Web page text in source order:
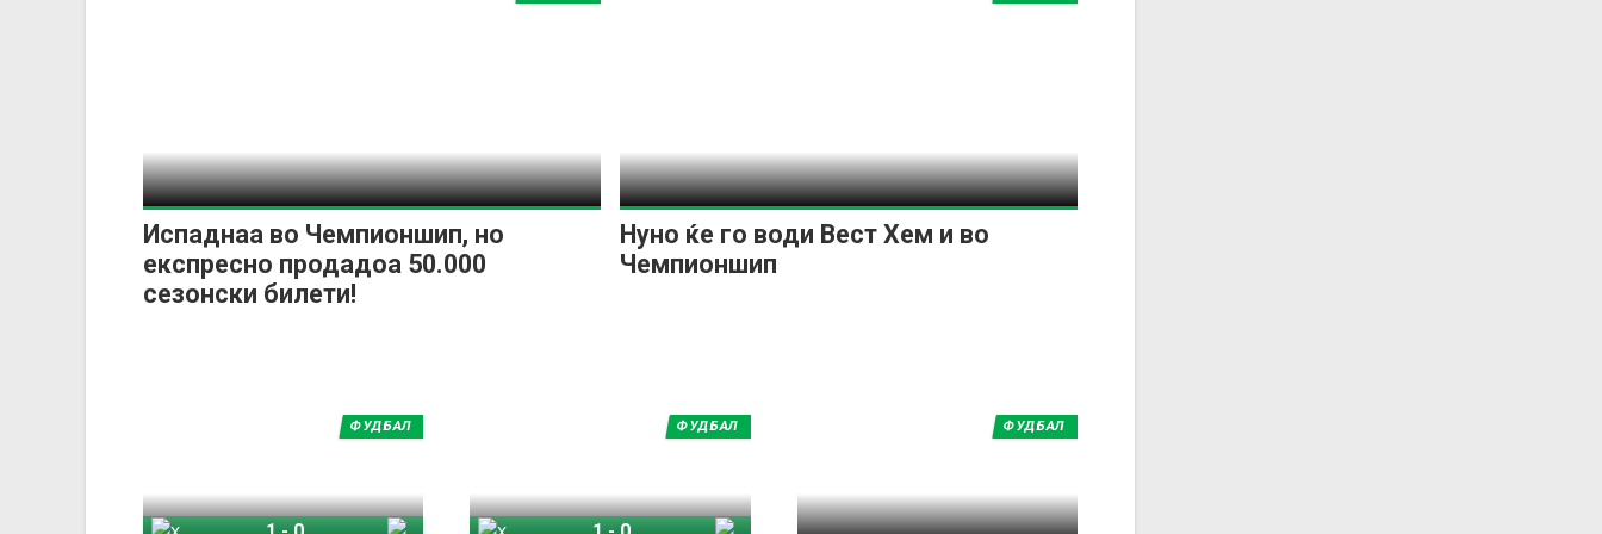
Испаднаа во Чемпионшип, но
експресно продадоа 50.000
сезонски билети!
Нуно ќе го води Вест Хем и во
Чемпионшип
ФУДБАЛ ФУДБАЛ ФУДБАЛ